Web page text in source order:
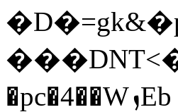
�pc�4��WܙEb ol~�5����6